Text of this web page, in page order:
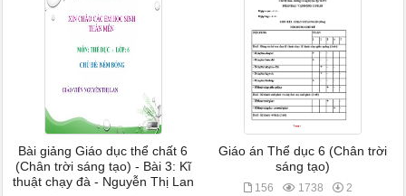
Bài giảng Giáo dục thể chất 6
(Chân trời sáng tạo) - Bài 3: Kĩ
thuật chạy đà - Nguyễn Thị Lan
Giáo án Thể dục 6 (Chân trời
sáng tạo)
156 1738 2